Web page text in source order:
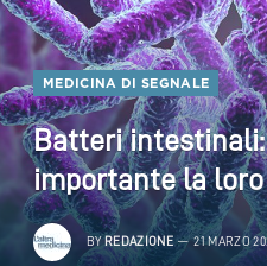
MEDICINA DI SEGNALE
Batteri
importante la
BY REDAZIONE 21 MARZO